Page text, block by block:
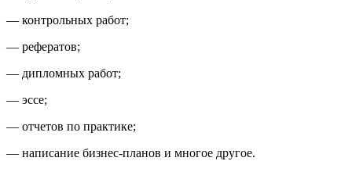
— контрольных работ;
— рефератов;
— дипломных работ;
— эссе;
— отчетов по практике;
— написание бизнес-планов и многое другое.